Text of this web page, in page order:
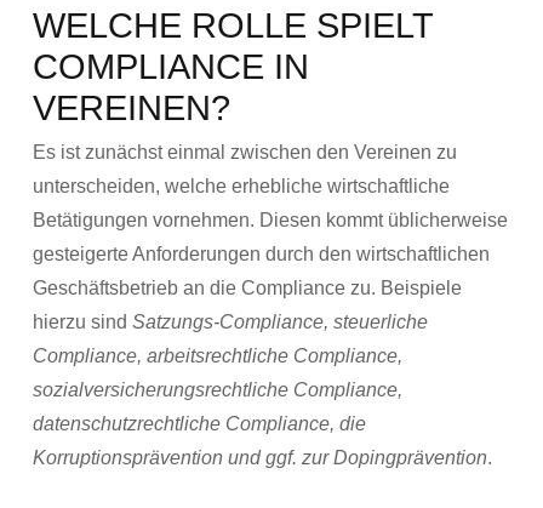
WELCHE ROLLE SPIELT
COMPLIANCE IN
VEREINEN?
Es ist zunächst einmal zwischen den Vereinen zu
unterscheiden, welche erhebliche wirtschaftliche
Betätigungen vornehmen. Diesen kommt üblicherweise
gesteigerte Anforderungen durch den wirtschaftlichen
Geschäftsbetrieb an die Compliance zu. Beispiele
hierzu sind Satzungs-Compliance, steuerliche
Compliance, arbeitsrechtliche Compliance,
sozialversicherungsrechtliche Compliance,
datenschutzrechtliche Compliance, die
Korruptionsprävention und ggf. zur Dopingprävention.